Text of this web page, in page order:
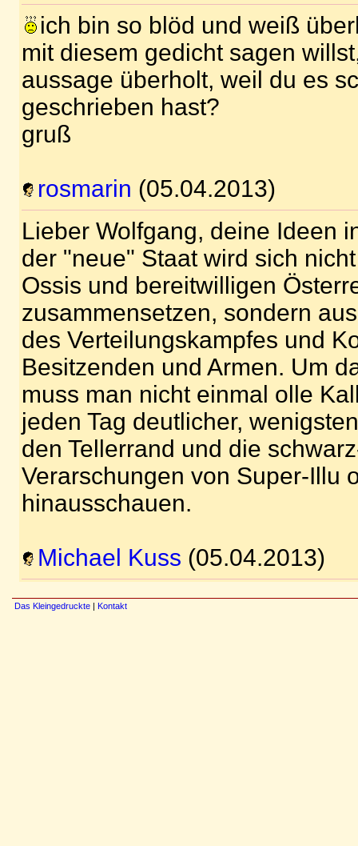
ich bin so blöd und weiß
mit diesem gedicht sagen
aussage überholt, weil du es
geschrieben hast?
gruß
rosmarin (05.04.2013)
Lieber Wolfgang, deine Ideen
der "neue" Staat wird sich
Ossis und bereitwilligen
zusammensetzen, sondern
des Verteilungskampfes und
Besitzenden und Armen. Um
muss man nicht einmal olle
jeden Tag deutlicher,
den Tellerrand und die
Verarschungen von Super-Illu
hinausschauen.
Michael Kuss (05.04.2013)
Das Kleingedruckte | Kontakt